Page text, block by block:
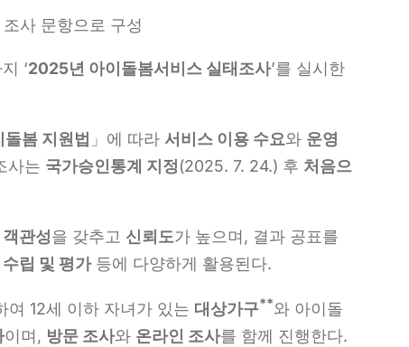
사 문항으로 구성
‘2025년 아이돌봄서비스 실태조사’를 실시한
돌봄 지원법 」에 따라 서비스 이용 수요와 운영
사는 국가승인통계 지정(2025. 7. 24.) 후 처음으
객관성을 갖추고 신뢰도가 높으며, 결과 공표를
수립 및 평가등에 다양하게 활용된다.
여 12세 이하 자녀가 있는 대상가구**와 아이돌
이며, 방문 조사와 온라인 조사를 함께 진행한다.